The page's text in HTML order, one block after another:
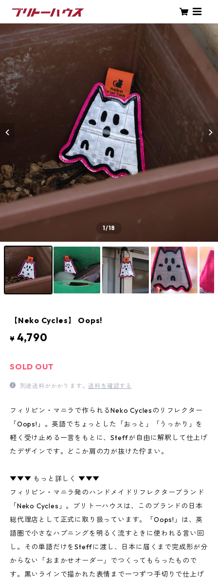
1/18
【Neko Cycles】 Oops!
¥ 4,790
SOLD OUT
別途送料がかかります。送料を確認する
フィリピン・マニラで作られるNeko Cyclesのリフレクター
「Oops!」。英語でちょっとした「おっと」「うっかり」を
軽く受け止める一言をもとに、Steffが自由に解釈して仕上げ
たデザインです。どこか肩の力が抜けた佇まい。
▼▼▼ もっと詳しく ▼▼▼
フィリピン・マニラ発のハンドメイドリフレクターブランド
「Neko Cycles」。ブリトーハウスは、このブランドの日本
総代理店として正式に取り扱っています。「Oops!」は、英
語圏で小さなハプニングを明るく流すときに使われる言い回
し。その単語だけをSteffに渡し、日本に届くまで完成形が分
からない「おまかせオーダー」でつくってもらったもので
す。黒いラインで描かれた表情まで一つずつ手切りで仕上げ